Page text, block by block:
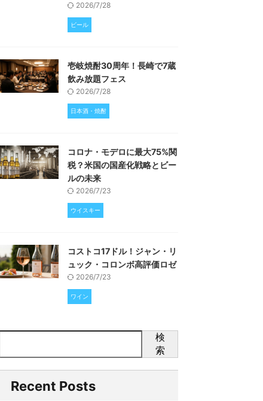
2026/7/28
ビール
壱岐焼酎30周年！長崎で7蔵
飲み放題フェス
2026/7/28
日本酒・焼酎
コロナ・モデロに最大75%関
税？米国の国産化戦略とビー
ルの未来
2026/7/23
ウイスキー
コストコ17ドル！ジャン・リ
ュック・コロンボ高評価ロゼ
2026/7/23
ワイン
検
索
Recent Posts